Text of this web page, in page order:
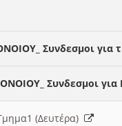
Συνδεσμοι για
Συνδεσμοι για
(Δευτέρα)